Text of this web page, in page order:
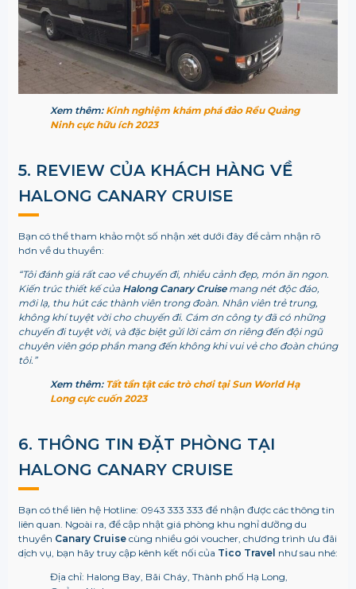
Xem thêm: Kinh nghiệm khám phá đảo Rều Quảng
Ninh cực hữu ích 2023
5. REVIEW CỦA KHÁCH HÀNG VỀ
HALONG CANARY CRUISE
Bạn có thể tham khảo một số nhận xét dưới đây để cảm nhận rõ
hơn về du thuyền:
“Tôi đánh giá rất cao về chuyến đi, nhiều cảnh đẹp, món ăn ngon.
Kiến trúc thiết kế của Halong Canary Cruise mang nét độc đáo,
mới lạ, thu hút các thành viên trong đoàn. Nhân viên trẻ trung,
không khí tuyệt vời cho chuyến đi. Cám ơn công ty đã có những
chuyến đi tuyệt vời, và đặc biệt gửi lời cảm ơn riêng đến đội ngũ
chuyên viên góp phần mang đến không khi vui vẻ cho đoàn chúng
tôi. ”
Xem thêm: Tất tần tật các trò chơi tại Sun World Hạ
Long cực cuốn 2023
6. THÔNG TIN ĐẶT PHÒNG TẠI
HALONG CANARY CRUISE
Bạn có thể liên hệ Hotline: 0943 333 333 để nhận được các thông tin
liên quan. Ngoài ra, để cập nhật giá phòng khu nghỉ dưỡng du
thuyền Canary Cruise cùng nhiều gói voucher, chương trình ưu đãi
dịch vụ, bạn hãy truy cập kênh kết nối của Tico Travel như sau nhé:
Địa chỉ: Halong Bay, Bãi Cháy, Thành phố Hạ Long,